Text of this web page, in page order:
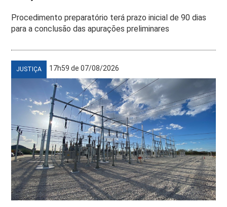
Procedimento preparatório terá prazo inicial de 90 dias
para a conclusão das apurações preliminares
JUSTIÇA 17h59 de 07/08/2026